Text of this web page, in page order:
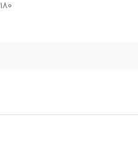
180 گرم